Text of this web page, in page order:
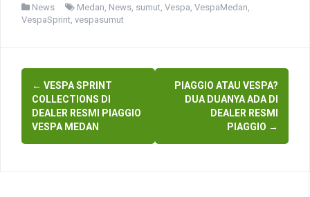
News Medan News sumut Vespa VespaMedan
VespaSprint vespasumut
Post
navigation
← VESPA SPRINT
COLLECTIONS DI
DEALER RESMI PIAGGIO
VESPA MEDAN
PIAGGIO ATAU VESPA?
DUA DUANYA ADA DI
DEALER RESMI
PIAGGIO →